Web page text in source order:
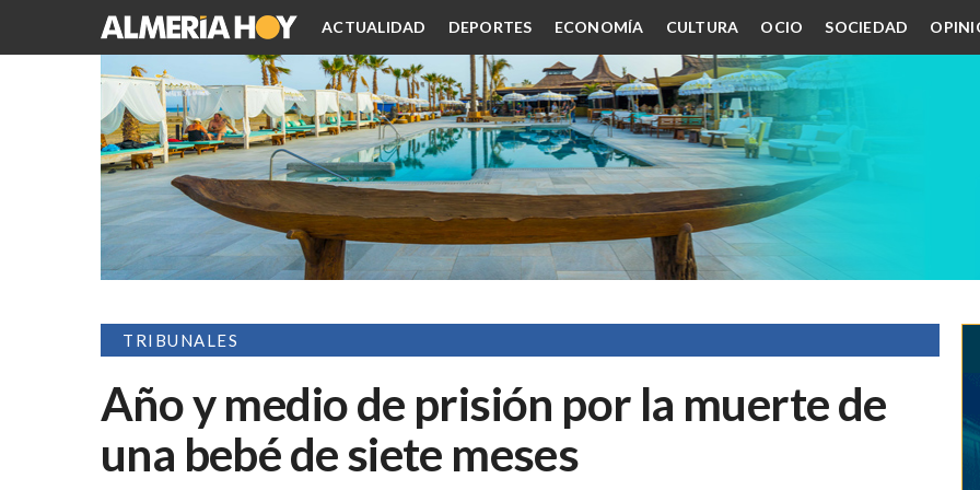
ACTUALIDAD DEPORTES ECONOMÍA CULTURA OCIO SOCIEDAD
TRIBUNALES
Año y medio de prisión por la muerte de
una bebé de siete meses